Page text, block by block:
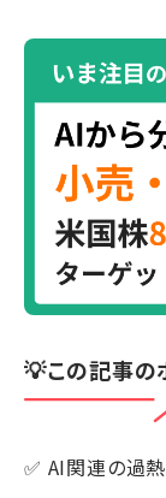
💡この記事の
✅ AI関連の過